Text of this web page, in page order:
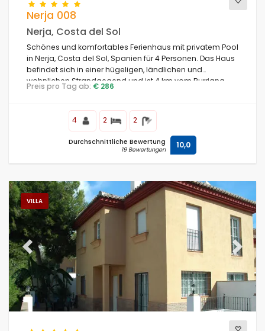
Nerja 008
Nerja, Costa del Sol
Schönes und komfortables Ferienhaus mit privatem Pool
in Nerja, Costa del Sol, Spanien für 4 Personen. Das Haus
befindet sich in einer hügeligen, ländlichen und
wohnlichen Strandgegend und ist 4 km vom Burriana-
Strand entfernt.
Preis pro Tag ab: € 286
4 2 2
Durchschnittliche Bewertung
19 Bewertungen 10,0
VILLA
Previous Next